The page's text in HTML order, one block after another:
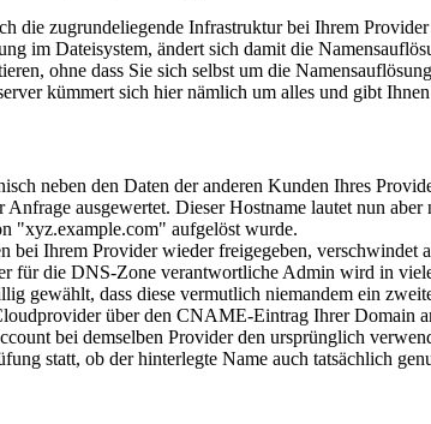
die zugrundeliegende Infrastruktur bei Ihrem
im Dateisystem, ändert sich damit die
ohne dass Sie sich selbst um die
kümmert sich hier nämlich um alles und gibt
neben den Daten der anderen Kunden Ihres
ausgewertet. Dieser Hostname lautet nun
"xyz.example.com" aufgelöst wurde.
bei Ihrem Provider wieder freigegeben,
für die DNS-Zone verantwortliche Admin wird in
gewählt, dass diese vermutlich niemandem ein
über den CNAME-Eintrag Ihrer Domain
bei demselben Provider den ursprünglich
statt, ob der hinterlegte Name auch tatsächlich